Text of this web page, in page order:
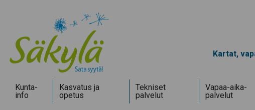
Kartat,
Kunta­
info
Kasvatus ja
opetus
Tekniset
palvelut
Vapaa-aika­
palvelut